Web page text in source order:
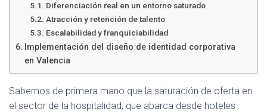
Diferenciación real en un entorno saturado
Atracción y retención de talento
Escalabilidad y franquiciabilidad
Implementación del diseño de identidad corporativa
en Valencia
Sabemos de primera mano que la saturación de oferta en
el sector de la hospitalidad, que abarca desde hoteles